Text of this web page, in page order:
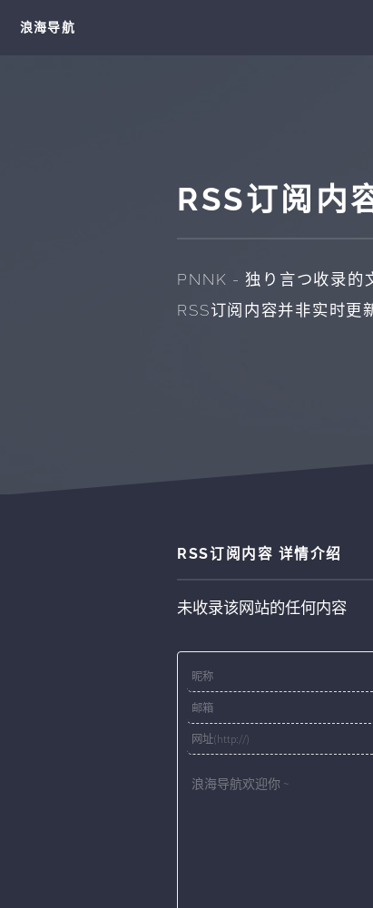
浪海导航
RSS订阅内
PNNK - 独り言つ收录的
RSS订阅内容并非实时更
RSS订阅内容 详情介绍
未收录该网站的任何内容